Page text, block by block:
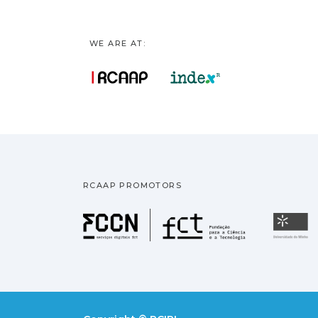
WE ARE AT:
RCAAP PROMOTORS
Fundação